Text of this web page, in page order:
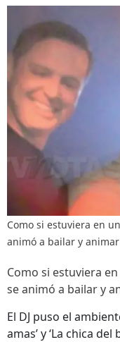
Como si estuviera en
animó a bailar y
Como si estuviera
se animó a bailar y
El DJ puso el
amas’ y ‘La chica del